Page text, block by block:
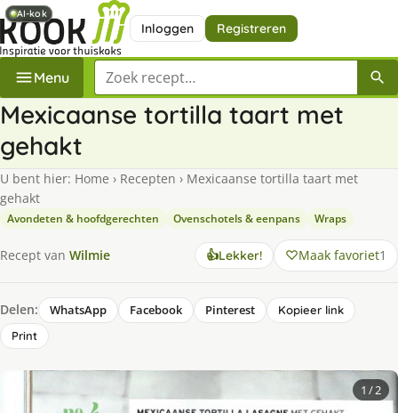
Inloggen Registreren
Menu Zoek een recept
Mexicaanse tortilla taart met
gehakt
U bent hier: Home › Recepten › Mexicaanse tortilla taart met
gehakt
Avondeten & hoofdgerechten Ovenschotels & eenpans Wraps
Recept van Wilmie 👍Lekker! Maak favoriet1
Delen: WhatsApp Facebook Pinterest
Kopieer link
Print
1 / 2
AI-kok
AI-kok